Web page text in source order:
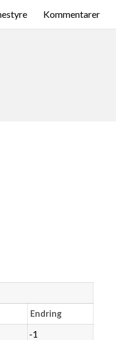
Kommentarer
Endring
-1